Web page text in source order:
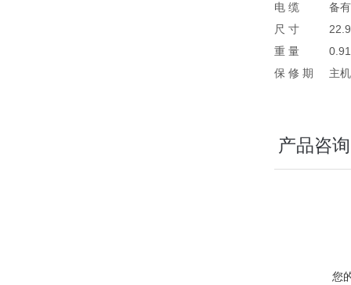
电 缆
备
尺 寸
重 量
保 修 期
主
产品咨询
您